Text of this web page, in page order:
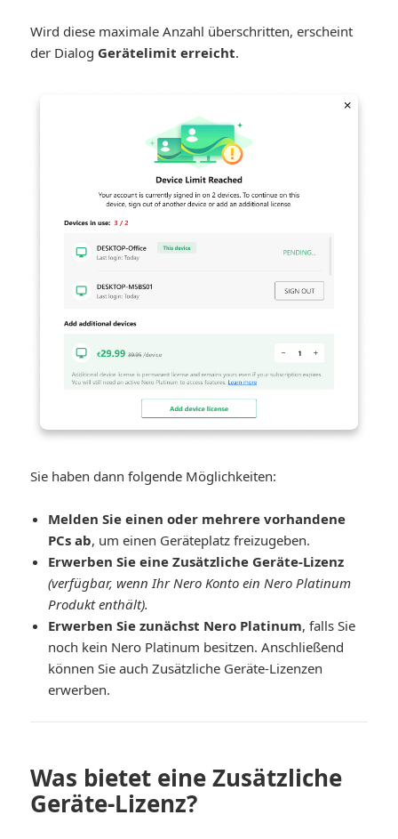
Wird diese maximale Anzahl überschritten, erscheint
der Dialog Gerätelimit erreicht.
Sie haben dann folgende Möglichkeiten:
Melden Sie einen oder mehrere vorhandene
PCs ab, um einen Geräteplatz freizugeben.
Erwerben Sie eine Zusätzliche Geräte-Lizenz
(verfügbar, wenn Ihr Nero Konto ein Nero Platinum
Produkt enthält).
Erwerben Sie zunächst Nero Platinum, falls Sie
noch kein Nero Platinum besitzen. Anschließend
können Sie auch Zusätzliche Geräte-Lizenzen
erwerben.
Was bietet eine Zusätzliche
Geräte-Lizenz?